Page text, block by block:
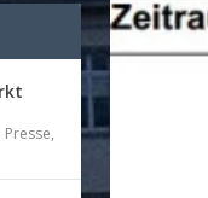
Presse,